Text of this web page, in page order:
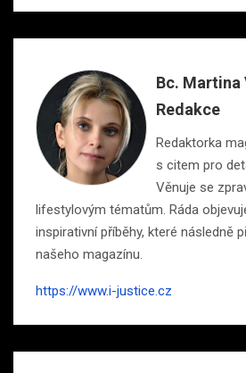
Bc. Martina
Redakce
Redaktorka
s citem pro
Věnuje se
lifestylovým tématům. Ráda
inspirativní příběhy, které následně
našeho magazínu.
https://www.i-justice.cz